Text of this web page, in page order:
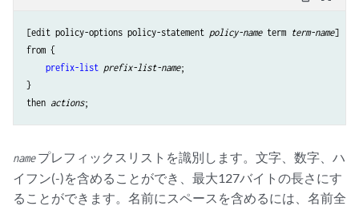
[edit policy-options policy-statement policy-name term term-name]
from {
prefix-list prefix-list-name;
}
then actions
nameプレフィックスリストを識別します。文字、数字、ハ
イフン(-)を含めることができ、最大127バイトの長さにす
ることができます。名前にスペースを含めるには、名前全